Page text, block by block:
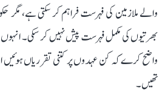
والے ملازمین کی فہرست فراہم کر سکتی ہے، مگر
بھرتیوں کی مکمل فہرست پیش نہیں کر سکی۔
واضح کرے کہ کن عہدوں پر کتنی تقرریاں ہوئیں
تھیں۔